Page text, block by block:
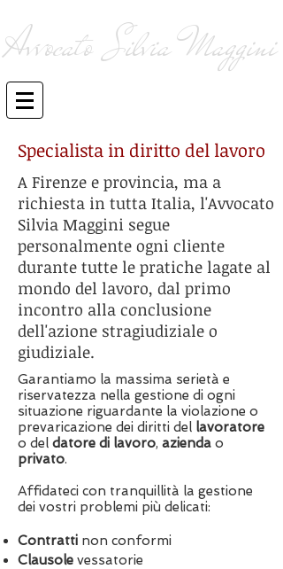
Avvocato Silvia Maggini
A Firenze e provincia, ma a
richiesta in tutta Italia, l'Avvocato
Silvia Maggini segue
personalmente ogni cliente
durante tutte le pratiche lagate al
mondo del lavoro, dal primo
incontro alla conclusione
dell'azione stragiudiziale o
giudiziale.
Garantiamo la massima serietà e
riservatezza nella gestione di ogni
situazione riguardante la violazione o
prevaricazione dei diritti del lavoratore
o del datore di lavoro, azienda o
privato.
Affidateci con tranquillità la gestione
dei vostri problemi più delicati:
Contratti non conformi
Clausole vessatorie
Specialista in diritto del lavoro